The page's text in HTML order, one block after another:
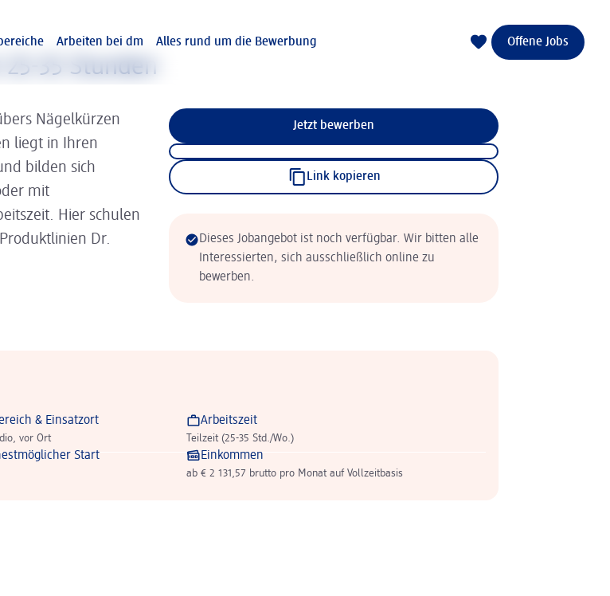
Arbeiten bei dm Alles rund um die Bewerbung Offene Jobs
35 Stunden
Nägelkürzen
liegt in Ihren
bilden sich
mit
Hier schulen
Dr.
Jetzt bewerben
Link kopieren
Dieses Jobangebot ist noch verfügbar. Wir bitten alle
Interessierten, sich ausschließlich online zu
bewerben.
& Einsatzort
vor Ort
Arbeitszeit
Teilzeit (25-35 Std./Wo.)
Start Einkommen
ab € 2 131,57 brutto pro Monat auf Vollzeitbasis